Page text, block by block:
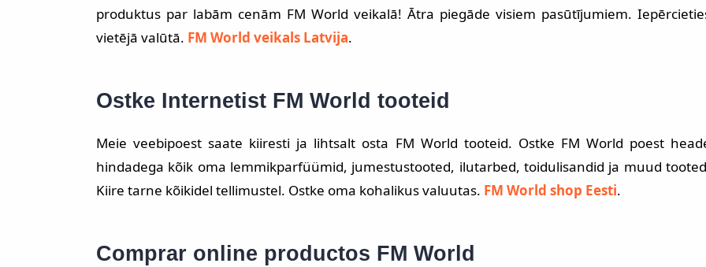
produktus par labām cenām FM World veikalā! Ātra piegāde visiem pasūtījumiem.
vietējā valūtā. FM World veikals Latvija.
Ostke Internetist FM World tooteid
Meie veebipoest saate kiiresti ja lihtsalt osta FM World tooteid. Ostke FM World poest
hindadega kõik oma lemmikparfüümid, jumestustooted, ilutarbed, toidulisandid ja muud
Kiire tarne kõikidel tellimustel. Ostke oma kohalikus valuutas. FM World shop Eesti.
Comprar online productos FM World